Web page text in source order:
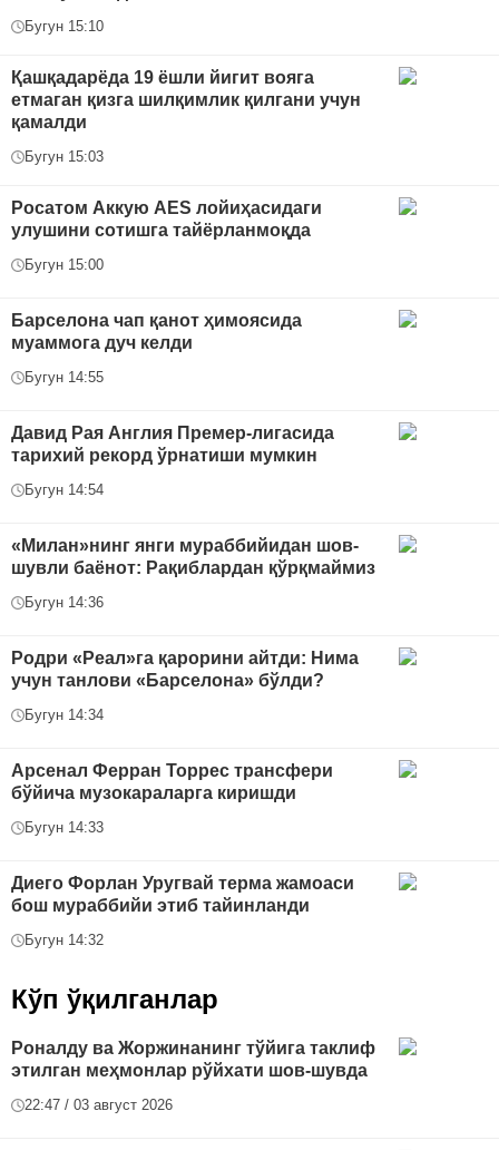
Бугун 15:10
Қашқадарёда 19 ёшли йигит вояга
етмаган қизга шилқимлик қилгани учун
қамалди
Бугун 15:03
Росатом Аккую AES лойиҳасидаги
улушини сотишга тайёрланмоқда
Бугун 15:00
Барселона чап қанот ҳимоясида
муаммога дуч келди
Бугун 14:55
Давид Рая Англия Премер-лигасида
тарихий рекорд ўрнатиши мумкин
Бугун 14:54
«Милан»нинг янги мураббийидан шов-
шувли баёнот: Рақиблардан қўрқмаймиз
Бугун 14:36
Родри «Реал»га қарорини айтди: Нима
учун танлови «Барселона» бўлди?
Бугун 14:34
Арсенал Ферран Торрес трансфери
бўйича музокараларга киришди
Бугун 14:33
Диего Форлан Уругвай терма жамоаси
бош мураббийи этиб тайинланди
Бугун 14:32
Кўп ўқилганлар
Роналду ва Жоржинанинг тўйига таклиф
этилган меҳмонлар рўйхати шов-шувда
22:47 / 03 август 2026